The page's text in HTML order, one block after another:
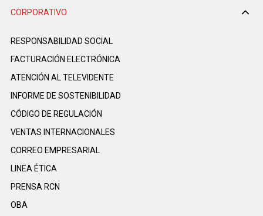
CORPORATIVO
RESPONSABILIDAD SOCIAL
FACTURACIÓN ELECTRÓNICA
ATENCIÓN AL TELEVIDENTE
INFORME DE SOSTENIBILIDAD
CÓDIGO DE REGULACIÓN
VENTAS INTERNACIONALES
CORREO EMPRESARIAL
LINEA ÉTICA
PRENSA RCN
OBA